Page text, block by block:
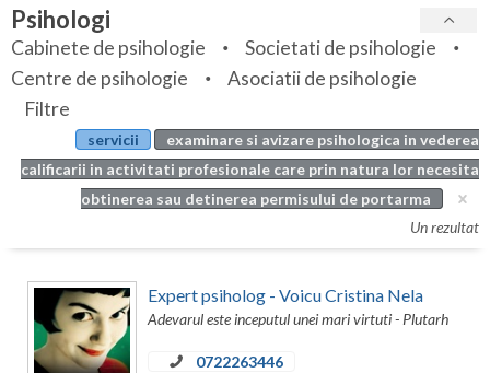
Bihor
Bistrita-Nasaud
Botosani
Braila
Bucuresti
Buzau
Calarasi
Specialitati
Servicii
Articole
Evenimente
Cabinet
Psihologi
Cabinete de psihologie
Societati de psihologie
Centre de psihologie
Asociatii de psihologie
Filtre
servicii
examinare si avizare psihologica in vederea
calificarii in activitati profesionale care prin natura lor necesita
obtinerea sau detinerea permisului de portarma
Un rezultat
Expert psiholog - Voicu Cristina Nela
Adevarul este inceputul unei mari virtuti - Plutarh
0722263446